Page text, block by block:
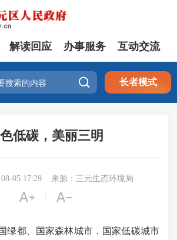
解读回应 办事服务 互动交流
 长者模式
低碳，美丽三明
05 17:29 来源：三元生态环境局
 
都、国家森林城市，国家低碳城市